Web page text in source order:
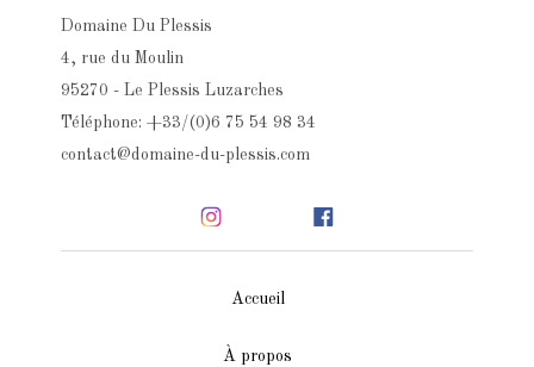
Domaine Du Plessis
4, rue du Moulin
95270 - Le Plessis Luzarches
Téléphone: +33/(0)6 75 54 98 34
contact@domaine-du-plessis.com
Accueil
À propos